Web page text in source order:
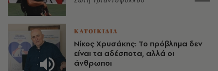
ΚΑΤΟΙΚΙΔΙΑ
Νίκος Χρυσάκης: Το πρόβλημα δεν
είναι τα αδέσποτα, αλλά οι
άνθρωποι